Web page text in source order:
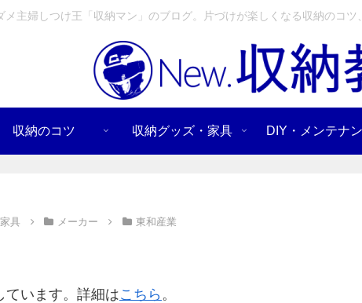
主婦しつけ王「収納マン」のブログ。片づけが楽しくなる収納のコ
収納のコツ 収納グッズ・家具 DIY・メンテナ
具 メーカー 東和産業
ています。詳細はこちら 。